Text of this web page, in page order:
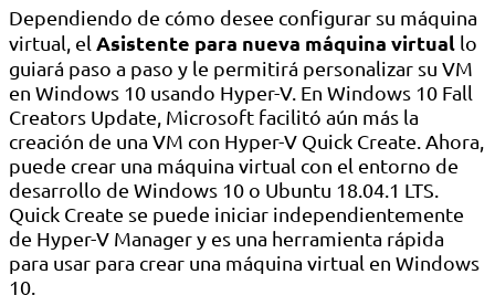
Dependiendo de cómo desee configurar su máquina
virtual, el Asistente para nueva máquina virtual lo
guiará paso a paso y le permitirá personalizar su VM
en Windows 10 usando Hyper-V. En Windows 10 Fall
Creators Update, Microsoft facilitó aún más la
creación de una VM con Hyper-V Quick Create. Ahora,
puede crear una máquina virtual con el entorno de
desarrollo de Windows 10 o Ubuntu 18.04.1 LTS.
Quick Create se puede iniciar independientemente
de Hyper-V Manager y es una herramienta rápida
para usar para crear una máquina virtual en Windows
10.